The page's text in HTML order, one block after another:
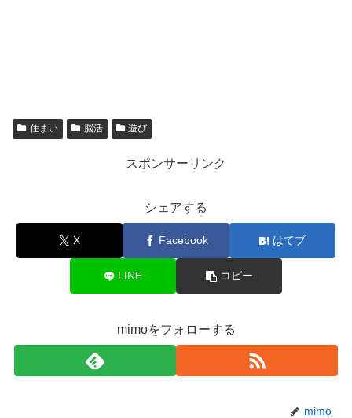
住まい 脳活 遊び
スポンサーリンク
シェアする
X Facebook はてブ
LINE コピー
mimoをフォローする
mimo